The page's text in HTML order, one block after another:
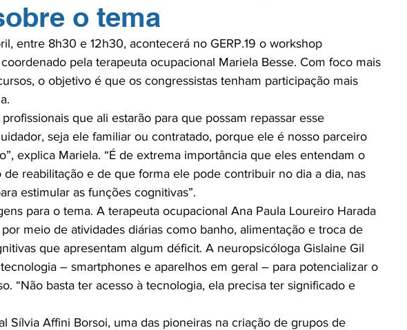
o tema
entre 8h30 e 12h30, acontecerá no GERP.19 o workshop
pela terapeuta ocupacional Mariela Besse. Com foco mais
o objetivo é que os congressistas tenham participação mais
que ali estarão para que possam repassar esse
seja ele familiar ou contratado, porque ele é nosso parceiro
explica Mariela. “É de extrema importância que eles entendam o
reabilitação e de que forma ele pode contribuir no dia a dia, nas
estimular as funções cognitivas”.
para o tema. A terapeuta ocupacional Ana Paula Loureiro Harada
meio de atividades diárias como banho, alimentação e troca de
que apresentam algum déficit. A neuropsicóloga Gislaine Gil
– smartphones e aparelhos em geral – para potencializar o
“Não basta ter acesso à tecnologia, ela precisa ter significado e
Sílvia Affini Borsoi, uma das pioneiras na criação de grupos de